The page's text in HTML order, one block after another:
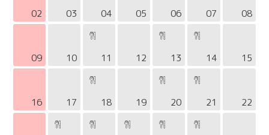
02 03 04 05 06 07 08
09 10 11 12 13 14 15
16 17 18 19 20 21 22